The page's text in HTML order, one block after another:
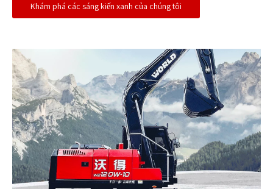
Khám phá các sáng kiến ​​xanh của chúng tôi